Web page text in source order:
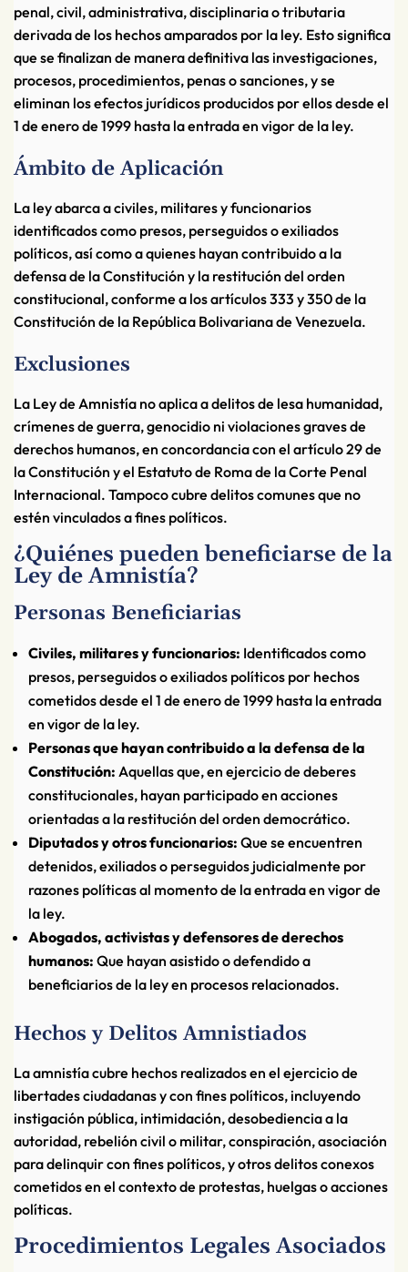
penal, civil, administrativa, disciplinaria o tributaria
derivada de los hechos amparados por la ley. Esto significa
que se finalizan de manera definitiva las investigaciones,
procesos, procedimientos, penas o sanciones, y se
eliminan los efectos jurídicos producidos por ellos desde el
1 de enero de 1999 hasta la entrada en vigor de la ley.
Ámbito de Aplicación
La ley abarca a civiles, militares y funcionarios
identificados como presos, perseguidos o exiliados
políticos, así como a quienes hayan contribuido a la
defensa de la Constitución y la restitución del orden
constitucional, conforme a los artículos 333 y 350 de la
Constitución de la República Bolivariana de Venezuela.
Exclusiones
La Ley de Amnistía no aplica a delitos de lesa humanidad,
crímenes de guerra, genocidio ni violaciones graves de
derechos humanos, en concordancia con el artículo 29 de
la Constitución y el Estatuto de Roma de la Corte Penal
Internacional. Tampoco cubre delitos comunes que no
estén vinculados a fines políticos.
¿Quiénes pueden beneficiarse de la
Ley de Amnistía?
Personas Beneficiarias
Civiles, militares y funcionarios: Identificados como
presos, perseguidos o exiliados políticos por hechos
cometidos desde el 1 de enero de 1999 hasta la entrada
en vigor de la ley.
Personas que hayan contribuido a la defensa de la
Constitución: Aquellas que, en ejercicio de deberes
constitucionales, hayan participado en acciones
orientadas a la restitución del orden democrático.
Diputados y otros funcionarios: Que se encuentren
detenidos, exiliados o perseguidos judicialmente por
razones políticas al momento de la entrada en vigor de
la ley.
Abogados, activistas y defensores de derechos
humanos: Que hayan asistido o defendido a
beneficiarios de la ley en procesos relacionados.
Hechos y Delitos Amnistiados
La amnistía cubre hechos realizados en el ejercicio de
libertades ciudadanas y con fines políticos, incluyendo
instigación pública, intimidación, desobediencia a la
autoridad, rebelión civil o militar, conspiración, asociación
para delinquir con fines políticos, y otros delitos conexos
cometidos en el contexto de protestas, huelgas o acciones
políticas.
Procedimientos Legales Asociados